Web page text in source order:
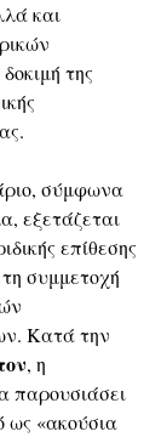
και
της
σύμφωνα
εξετάζεται
επίθεσης
συμμετοχή
Κατά την
, η
παρουσιάσει
ως «ακούσια